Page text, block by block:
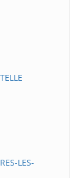
LES-